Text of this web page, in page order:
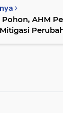
AHM